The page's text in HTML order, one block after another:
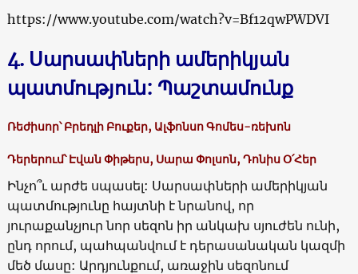
https://www.youtube.com/watch?v=Bf12qwPWDVI
4. Սարսափների ամերիկյան
պատմություն: Պաշտամունք
Ռեժիսոր՝ Բրեդլի Բուքեր, Ալֆոնսո Գոմես-ռեխոն
Դերերում՝ Էվան Փիթերս, Սարա Փոլսոն, Դոնիս Օ՛Հեր
Ինչո՞ւ արժե սպասել: Սարսափների ամերիկյան
պատմությունը հայտնի է նրանով, որ
յուրաքանչյուր նոր սեզոն իր անկախ սյուժեն ունի,
ընդ որում, պահպանվում է դերասանական կազմի
մեծ մասը: Արդյունքում, առաջին սեզոնում